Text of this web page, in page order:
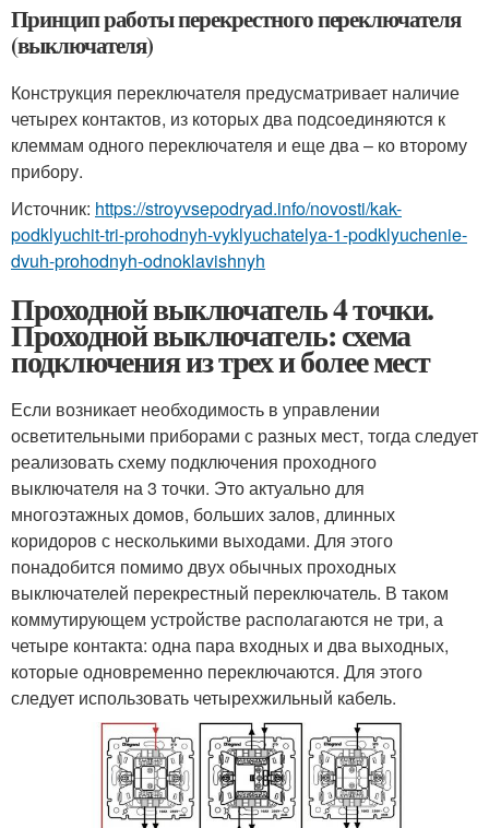
Принцип работы перекрестного переключателя
(выключателя)
Конструкция переключателя предусматривает наличие
четырех контактов, из которых два подсоединяются к
клеммам одного переключателя и еще два – ко второму
прибору.
Источник: https://stroyvsepodryad.info/novosti/kak-
podklyuchit-tri-prohodnyh-vyklyuchatelya-1-podklyuchenie-
dvuh-prohodnyh-odnoklavishnyh
Проходной выключатель 4 точки.
Проходной выключатель: схема
подключения из трех и более мест
Если возникает необходимость в управлении
осветительными приборами с разных мест, тогда следует
реализовать схему подключения проходного
выключателя на 3 точки. Это актуально для
многоэтажных домов, больших залов, длинных
коридоров с несколькими выходами. Для этого
понадобится помимо двух обычных проходных
выключателей перекрестный переключатель. В таком
коммутирующем устройстве располагаются не три, а
четыре контакта: одна пара входных и два выходных,
которые одновременно переключаются. Для этого
следует использовать четырехжильный кабель.